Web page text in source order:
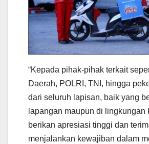
“Kepada pihak-pihak terkait
Daerah, POLRI, TNI, hingga
dari seluruh lapisan, baik yang
lapangan maupun di lingkungan
berikan apresiasi tinggi dan
menjalankan kewajiban dalam